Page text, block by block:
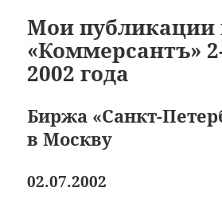
Мои публикации
«Коммерсантъ»
2002 года
Биржа «Санкт-
в Москву
02.07.2002